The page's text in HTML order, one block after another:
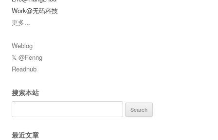
Work@无码科技
更多...
Weblog
𝕏 @Fenng
Readhub
搜索本站
for:
最近文章